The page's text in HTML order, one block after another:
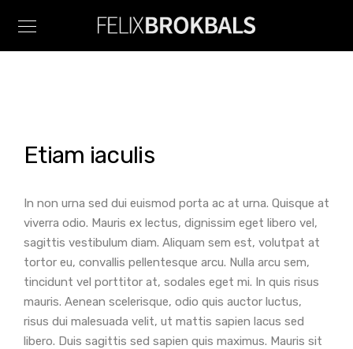
Etiam iaculis
In non urna sed dui euismod porta ac at urna. Quisque at
viverra odio. Mauris ex lectus, dignissim eget libero vel,
sagittis vestibulum diam. Aliquam sem est, volutpat at
tortor eu, convallis pellentesque arcu. Nulla arcu sem,
tincidunt vel porttitor at, sodales eget mi. In quis risus
mauris. Aenean scelerisque, odio quis auctor luctus,
risus dui malesuada velit, ut mattis sapien lacus sed
libero. Duis sagittis sed sapien quis maximus. Mauris sit